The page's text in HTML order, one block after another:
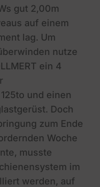
gut 2,00m
auf einem
lag. Um
nutze
ein 4
und einen
Doch
zum Ende
Woche
musste
im
werden, auf